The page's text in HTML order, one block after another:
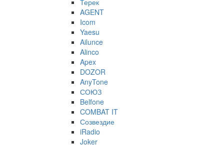
AGENT
Icom
Yaesu
Ailunce
Alinco
Apex
DOZOR
AnyTone
СОЮЗ
Belfone
COMBAT IT
Созвездие
iRadio
Joker